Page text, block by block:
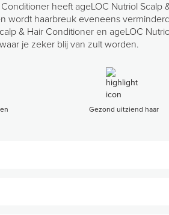
heeft ageLOC Nutriol
wordt haarbreuk eveneens
& Hair Conditioner en ageLOC
je zeker blij van zult worden.
Gezond uitziend haar
voller en glanzender haar**.